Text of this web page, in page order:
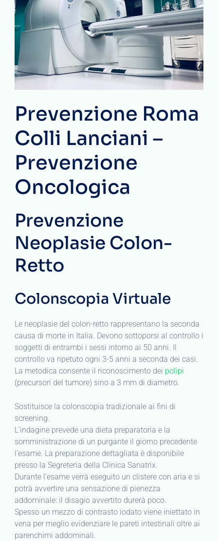
Prevenzione Roma
Colli Lanciani –
Prevenzione
Oncologica
Prevenzione
Neoplasie Colon-
Retto
Colonscopia Virtuale
Le neoplasie del colon-retto rappresentano la seconda
causa di morte in Italia. Devono sottoporsi al controllo i
soggetti di entrambi i sessi intorno ai 50 anni. Il
controllo va ripetuto ogni 3-5 anni a seconda dei casi.
La metodica consente il riconoscimento dei polipi
(precursori del tumore) sino a 3 mm di diametro.
Sostituisce la colonscopia tradizionale ai fini di
screening.
L’indagine prevede una dieta preparatoria e la
somministrazione di un purgante il giorno precedente
l’esame. La preparazione dettagliata è disponibile
presso la Segreteria della Clinica Sanatrix.
Durante l’esame verrà eseguito un clistere con aria e si
potrà avvertire una sensazione di pienezza
addominale: il disagio avvertito durerà poco.
Spesso un mezzo di contrasto iodato viene iniettato in
vena per meglio evidenziare le pareti intestinali oltre ai
parenchimi addominali.